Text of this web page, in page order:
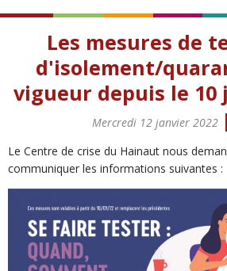
Les mesures de
d'isolement/
vigueur depuis le 10
Mercredi 12 janvier 2022
Le Centre de crise du Hainaut nous
communiquer les informations suivantes :